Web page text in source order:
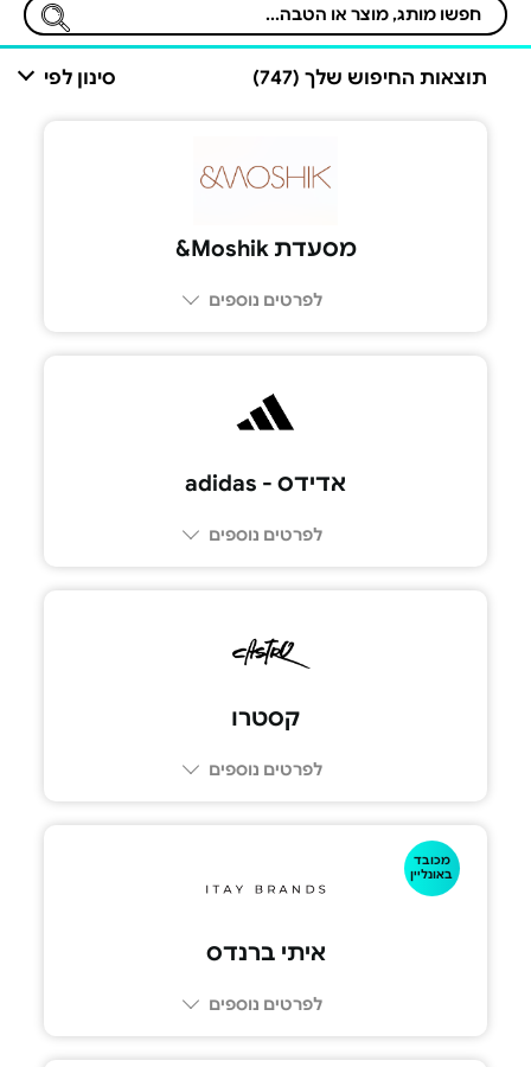
תוצאות החיפוש שלך (747) סינון לפי
מסעדת Moshik&
לפרטים נוספים
אדידס - adidas
לפרטים נוספים
קסטרו
לפרטים נוספים
מכובד
באונליין
איתי ברנדס
לפרטים נוספים